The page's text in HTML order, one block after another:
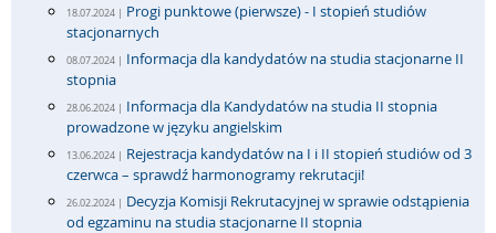
18.07.2024 | Progi punktowe (pierwsze) - I stopień studiów
stacjonarnych
08.07.2024 | Informacja dla kandydatów na studia stacjonarne II
stopnia
28.06.2024 | Informacja dla Kandydatów na studia II stopnia
prowadzone w języku angielskim
13.06.2024 | Rejestracja kandydatów na I i II stopień studiów od 3
czerwca – sprawdź harmonogramy rekrutacji!
26.02.2024 | Decyzja Komisji Rekrutacyjnej w sprawie odstąpienia
od egzaminu na studia stacjonarne II stopnia